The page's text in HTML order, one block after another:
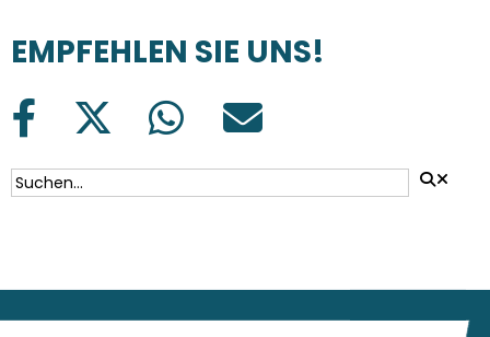
EMPFEHLEN SIE UNS!
SUCHFORMULAR
Suche